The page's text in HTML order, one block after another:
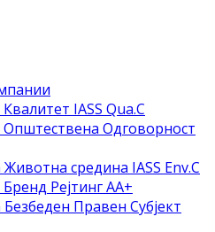
IASS Qua.C
Одговорност
средина IASS Env.C
Рејтинг АА+
Правен Субјект